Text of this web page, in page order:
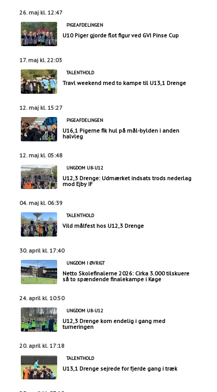
26. maj kl. 12:47
PIGEAFDELINGEN
U10 Piger gjorde flot figur ved GVI Pinse Cup
17. maj kl. 22:03
TALENTHOLD
Travl weekend med to kampe til U13,1 Drenge
12. maj kl. 15:27
PIGEAFDELINGEN
U16,1 Pigerne fik hul på mål-bylden i anden
halvleg
12. maj kl. 05:48
UNGDOM U8-U12
U12,3 Drenge: Udmærket indsats trods nederlag
mod Ejby IF
04. maj kl. 06:39
TALENTHOLD
Vild målfest hos U12,3 Drenge
30. april kl. 17:40
UNGDOM I ØVRIGT
Netto Skolefinalerne 2026: Cirka 3.000 tilskuere
så to spændende finalekampe i Køge
24. april kl. 10:50
UNGDOM U8-U12
U12,3 Drenge kom endelig i gang med
turneringen
20. april kl. 17:18
TALENTHOLD
U13,1 Drenge sejrede for fjerde gang i træk